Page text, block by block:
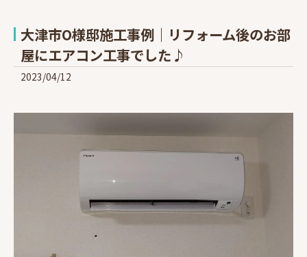
大津市O様邸施工事例｜リフォーム後のお部
屋にエアコン工事でした♪
2023/04/12